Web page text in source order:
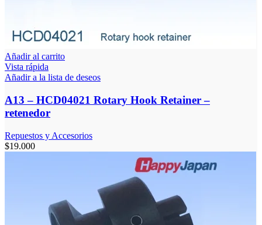
Añadir al carrito
Vista rápida
Añadir a la lista de deseos
A13 – HCD04021 Rotary Hook Retainer –
retenedor
Repuestos y Accesorios
$19.000